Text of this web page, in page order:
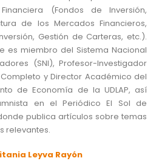
(Fondos de Inversión,
de los Mercados Financieros,
Gestión de Carteras, etc.).
es miembro del Sistema Nacional
(SNI), Profesor-Investigador
y Director Académico del
de Economía de la UDLAP, así
en el Periódico El Sol de
publica artículos sobre temas
relevantes.
Leyva Rayón